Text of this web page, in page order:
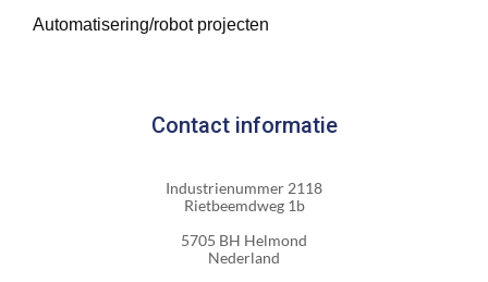
Automatisering/robot projecten
Contact informatie
Industrienummer 2118
Rietbeemdweg 1b
5705 BH Helmond
Nederland